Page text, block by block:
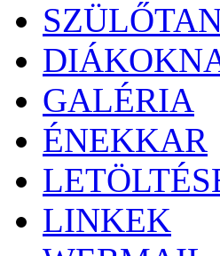
GALÉRIA
ÉNEKKAR
LINKEK